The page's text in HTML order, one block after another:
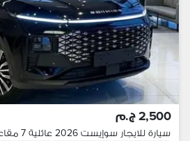
2,500 ج.م